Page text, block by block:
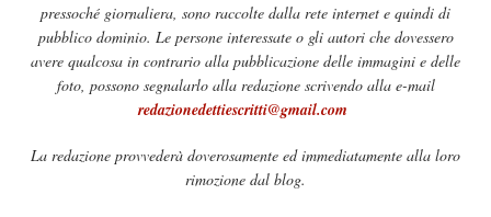
pressoché giornaliera, sono raccolte dalla rete internet e quindi di
pubblico dominio. Le persone interessate o gli autori che dovessero
avere qualcosa in contrario alla pubblicazione delle immagini e delle
foto, possono segnalarlo alla redazione scrivendo alla e-mail
redazionedettiescritti@gmail.com
La redazione provvederà doverosamente ed immediatamente alla loro
rimozione dal blog.